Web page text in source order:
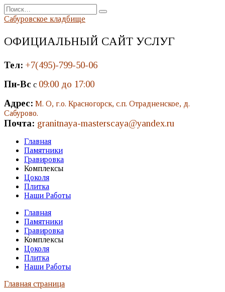
Перейти
к
содержанию
Search
for:
Сабуровское кладбище
ОФИЦИАЛЬНЫЙ САЙТ УСЛУГ
Тел: +7(495)-799-50-06
Пн-Вс с 09:00 до 17:00
Адрес: М. О, г.о. Красногорск, с.п. Отрадненское, д.
Сабурово.
Почта: granitnaya-masterscaya@yandex.ru
Главная
Памятники
Гравировка
Комплексы
Цоколя
Плитка
Наши Работы
Главная
Памятники
Гравировка
Комплексы
Цоколя
Плитка
Наши Работы
Главная страница